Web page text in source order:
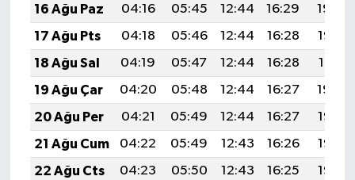
16 Ağu Paz
04:16 05:45 12:44 16:29
19:34
17 Ağu Pts
04:18 05:46 12:44 16:28
19:32
18 Ağu Sal
04:19 05:47 12:44 16:28
19:31
19 Ağu Çar
04:20 05:48 12:44 16:27
19:30
20 Ağu Per
04:21 05:49 12:44 16:27
19:28
21 Ağu Cum
04:22 05:49 12:43 16:26
19:27
22 Ağu Cts
04:23 05:50 12:43 16:25
19:26